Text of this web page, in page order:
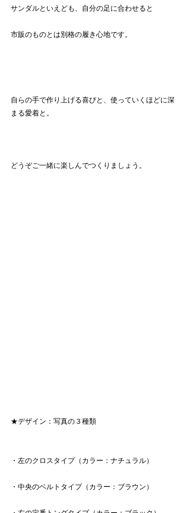
サンダルといえども、自分の足に合わせると
市販のものとは別格の履き心地です。
自らの手で作り上げる喜びと、使っていくほどに深
まる愛着と。
どうぞご一緒に楽しんでつくりましょう。
★デザイン：写真の３種類
・左のクロスタイプ（カラー：ナチュラル）
・中央のベルトタイプ（カラー：ブラウン）